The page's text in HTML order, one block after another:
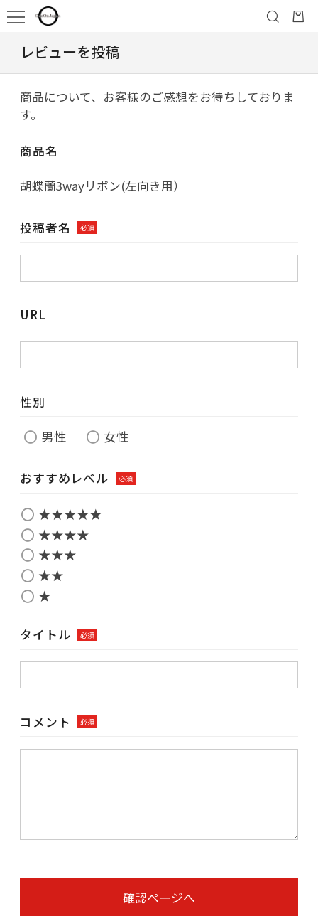
レビューを投稿
商品について、お客様のご感想をお待ちしておりま
す。
商品名
胡蝶蘭3wayリボン(左向き用）
投稿者名 必須
URL
性別
男性 女性
おすすめレベル 必須
★★★★★
★★★★
★★★
★★
★
タイトル 必須
コメント 必須
確認ページへ